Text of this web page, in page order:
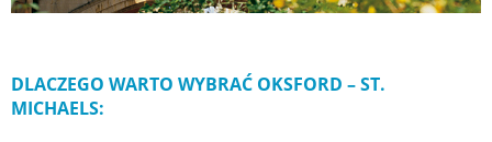
DLACZEGO WARTO WYBRAĆ OKSFORD – ST.
MICHAELS: